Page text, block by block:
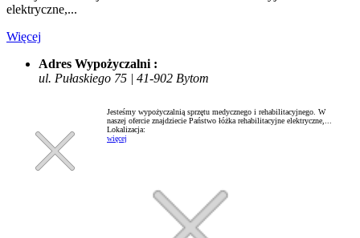
elektryczne,...
Więcej
Adres Wypożyczalni :
ul. Pułaskiego 75 | 41-902 Bytom
Jesteśmy wypożyczalnią sprzętu medycznego i rehabilitacyjnego. W
naszej ofercie znajdziecie Państwo łóżka rehabilitacyjne elektryczne,...
Lokalizacja:
więcej